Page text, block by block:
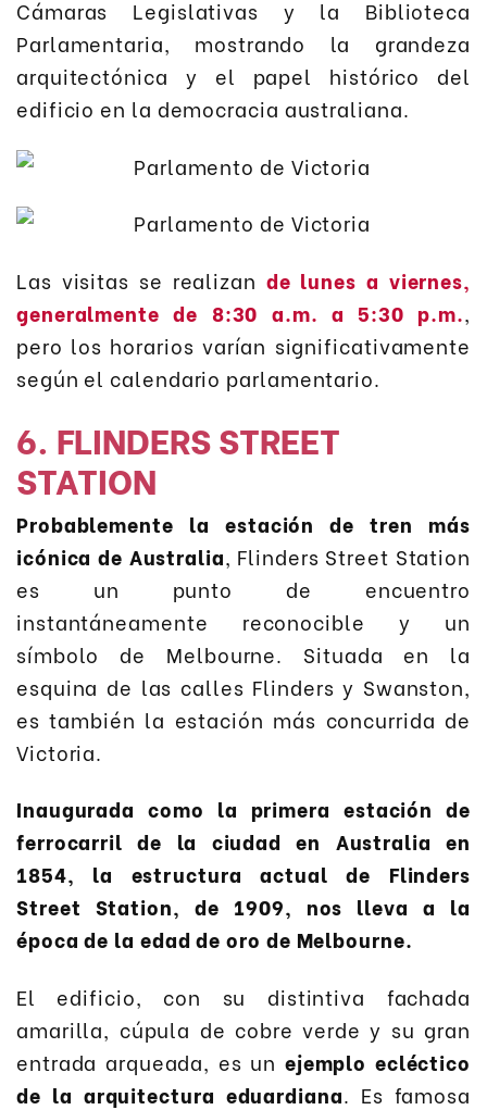
Cámaras Legislativas y la Biblioteca
Parlamentaria, mostrando la grandeza
arquitectónica y el papel histórico del
edificio en la democracia australiana.
Las visitas se realizan de lunes a viernes,
generalmente de 8:30 a.m. a 5:30 p.m.,
pero los horarios varían significativamente
según el calendario parlamentario.
6. FLINDERS STREET
STATION
Probablemente la estación de tren más
icónica de Australia, Flinders Street Station
es un punto de encuentro
instantáneamente reconocible y un
símbolo de Melbourne. Situada en la
esquina de las calles Flinders y Swanston,
es también la estación más concurrida de
Victoria.
Inaugurada como la primera estación de
ferrocarril de la ciudad en Australia en
1854, la estructura actual de Flinders
Street Station, de 1909, nos lleva a la
época de la edad de oro de Melbourne.
El edificio, con su distintiva fachada
amarilla, cúpula de cobre verde y su gran
entrada arqueada, es un ejemplo ecléctico
de la arquitectura eduardiana. Es famosa